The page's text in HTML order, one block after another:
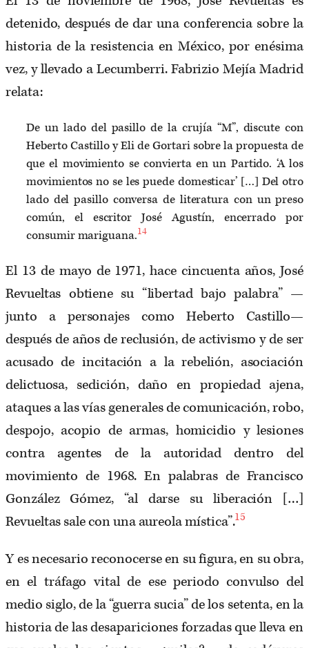
detenido, después de dar una conferencia sobre la
historia de la resistencia en México, por enésima
vez, y llevado a Lecumberri. Fabrizio Mejía Madrid
relata:
De un lado del pasillo de la crujía “M”, discute con
Heberto Castillo y Eli de Gortari sobre la propuesta de
que el movimiento se convierta en un Partido. ‘A los
movimientos no se les puede domesticar’ […] Del otro
lado del pasillo conversa de literatura con un preso
común, el escritor José Agustín, encerrado por
consumir mariguana.14
El 13 de mayo de 1971, hace cincuenta años, José
Revueltas obtiene su “libertad bajo palabra” —
junto a personajes como Heberto Castillo—
después de años de reclusión, de activismo y de ser
acusado de incitación a la rebelión, asociación
delictuosa, sedición, daño en propiedad ajena,
ataques a las vías generales de comunicación, robo,
despojo, acopio de armas, homicidio y lesiones
contra agentes de la autoridad dentro del
movimiento de 1968. En palabras de Francisco
González Gómez, “al darse su liberación […]
Revueltas sale con una aureola mística”.15
Y es necesario reconocerse en su figura, en su obra,
en el tráfago vital de ese periodo convulso del
medio siglo, de la “guerra sucia” de los setenta, en la
historia de las desapariciones forzadas que lleva en